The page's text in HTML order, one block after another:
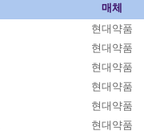
매체
현대약품
현대약품
현대약품
현대약품
현대약품
현대약품